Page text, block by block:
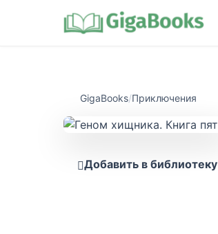
GigaBooks/Приключения
Добавить в библиотеку